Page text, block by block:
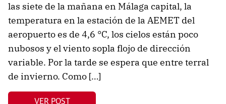
las siete de la mañana en Málaga capital, la
temperatura en la estación de la AEMET del
aeropuerto es de 4,6 °C, los cielos están poco
nubosos y el viento sopla flojo de dirección
variable. Por la tarde se espera que entre terral
de invierno. Como […]
VER POST